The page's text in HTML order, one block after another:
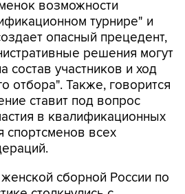
возможности
турнире" и
опасный прецедент,
решения могут
состав участников и ход
отбора". Также, говорится
ставит под вопрос
в квалификационных
спортсменов всех
сборной России по